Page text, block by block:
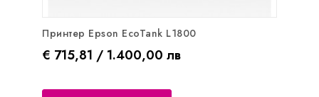
Принтер Epson EcoTank L1800
Цена
€ 715,81 / 1.400,00 лв